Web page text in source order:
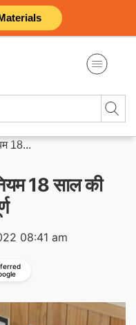
18...
18 साल की
08:41 am